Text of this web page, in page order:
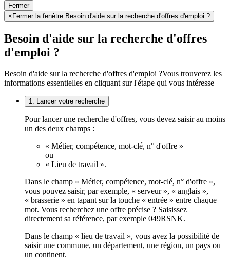
Fermer
×Fermer la fenêtre Besoin d'aide sur la recherche d'offres d'emploi ?
Besoin d'aide sur la recherche d'offres
d'emploi ?
Besoin d'aide sur la recherche d'offres d'emploi ?Vous trouverez les
informations essentielles en cliquant sur l'étape qui vous intéresse
1. Lancer votre recherche
Pour lancer une recherche d'offres, vous devez saisir au moins
un des deux champs :
« Métier, compétence, mot-clé, n° d'offre »
ou
« Lieu de travail ».
Dans le champ « Métier, compétence, mot-clé, n° d'offre »,
vous pouvez saisir, par exemple, « serveur », « anglais »,
« brasserie » en tapant sur la touche « entrée » entre chaque
mot. Vous recherchez une offre précise ? Saisissez
directement sa référence, par exemple 049RSNK.
Dans le champ « lieu de travail », vous avez la possibilité de
saisir une commune, un département, une région, un pays ou
un continent.